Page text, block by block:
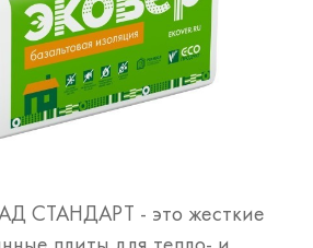
СТАНДАРТ - это жесткие